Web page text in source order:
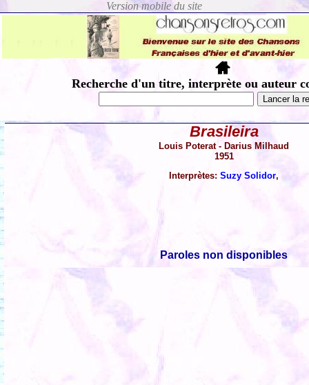
Recherche d'un titre, interprète ou auteur
Brasileira
Louis Poterat - Darius Milhaud
1951
Interprètes:Suzy Solidor,
Paroles non disponibles